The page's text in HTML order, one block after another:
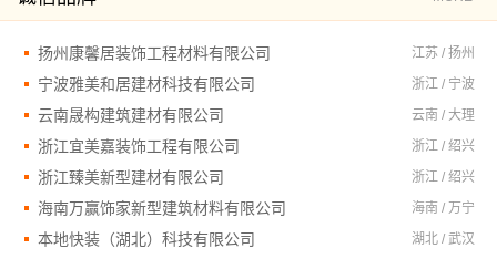
扬州康馨居装饰工程材料有限公司 江苏 / 扬州
宁波雅美和居建材科技有限公司 浙江 / 宁波
云南晟构建筑建材有限公司 云南 / 大理
浙江宜美嘉装饰工程有限公司 浙江 / 绍兴
浙江臻美新型建材有限公司 浙江 / 绍兴
海南万赢饰家新型建筑材料有限公司 海南 / 万宁
本地快装（湖北）科技有限公司 湖北 / 武汉